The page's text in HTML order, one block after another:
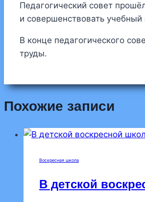
Педагогический совет
и совершенствовать учебный
В конце педагогического
труды.
Похожие записи
Воскресная школа
В детской